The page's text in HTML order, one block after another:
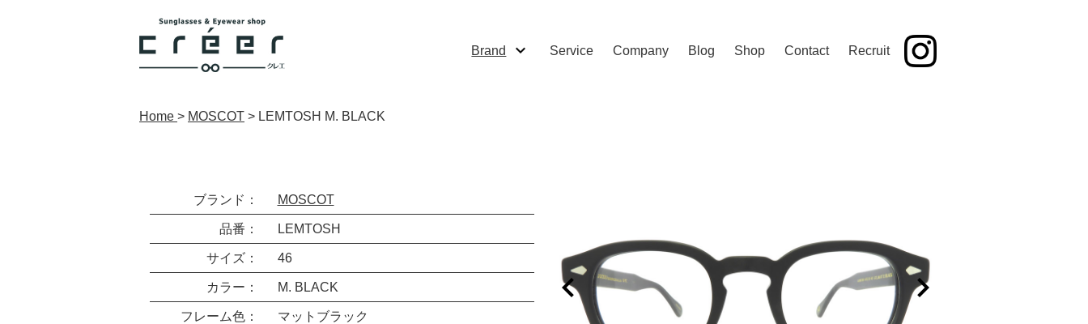
Brand Service Company Blog Shop Contact Recruit
Home > MOSCOT > LEMTOSH M. BLACK
ブランド： MOSCOT
品番： LEMTOSH
サイズ： 46
カラー： M. BLACK
フレーム色： マットブラック